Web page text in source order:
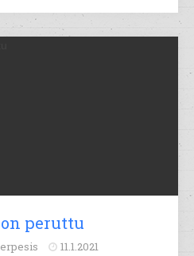
on peruttu
11.1.2021